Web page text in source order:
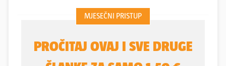
sezoni u Makarskoj, ali sad sam pronašao svoj stan
i sve je baš kako treba, kaže nam